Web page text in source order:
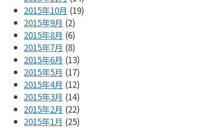
2015年10月 (19)
2015年9月 (2)
2015年8月 (6)
2015年7月 (8)
2015年6月 (13)
2015年5月 (17)
2015年4月 (12)
2015年3月 (14)
2015年2月 (22)
2015年1月 (25)